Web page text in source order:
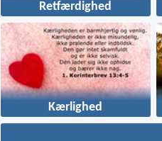
Retfærdighed
Kærlighed